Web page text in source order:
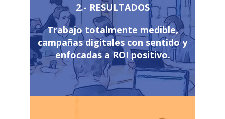
2.- RESULTADOS
Trabajo totalmente medible,
campañas digitales con sentido y
enfocadas a ROI positivo.